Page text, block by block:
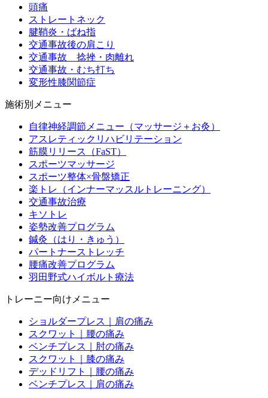
頭痛
ストレートネック
腱鞘炎・ばね指
交通事故後の肩こり
交通事故 捻挫・肉離れ
交通事故・むち打ち
変形性膝関節症
施術別メニュー
自律神経調節メニュー（マッサージ＋お灸）
アスレティックリハビリテーション
筋膜リリース（FaST）
スポーツマッサージ
スポーツ整体×骨盤矯正
楽トレ（インナーマッスルトレーニング）
交通事故治療
キソトレ
姿勢改善プログラム
鍼灸（はり・きゅう）
パートナーストレッチ
腰痛改善プログラム
羽田野式ハイボルト療法
トレーニー向けメニュー
ショルダープレス｜肩の痛み
スクワット｜腰の痛み
ベンチプレス｜肘の痛み
スクワット｜膝の痛み
デッドリフト｜腰の痛み
ベンチプレス｜肩の痛み